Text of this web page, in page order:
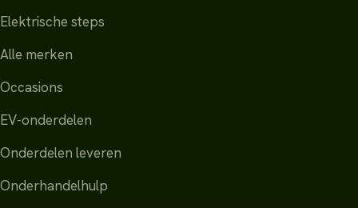
Elektrische steps
Alle merken
Occasions
EV-onderdelen
Onderdelen leveren
Onderhandelhulp